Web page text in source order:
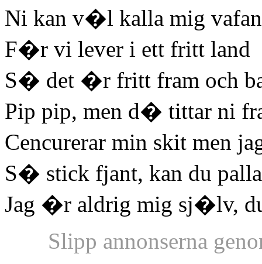
Ni kan v�l kalla mig
F�r vi lever i ett fritt land
S� det �r fritt fram och
Pip pip, men d� tittar ni
Cencurerar min skit men
S� stick fjant, kan du
Jag �r aldrig mig sj�lv,
Slipp annonserna